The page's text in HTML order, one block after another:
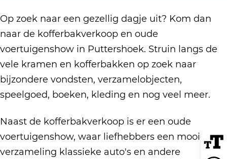
f
f
e
r
b
a
v
e
r
K
o
f
f
e
r
a
k
v
Op zoek naar een gezellig dagje uit? Kom dan
naar de kofferbakverkoop en oude
voertuigenshow in Puttershoek. Struin langs de
vele kramen en kofferbakken op zoek naar
bijzondere vondsten, verzamelobjecten,
speelgoed, boeken, kleding en nog veel meer.
Naast de kofferbakverkoop is er een oude
voertuigenshow, waar liefhebbers een mooie
verzameling klassieke auto's en andere